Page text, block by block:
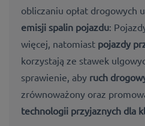
obliczaniu opłat drogowych
emisji spalin pojazdu:
więcej, natomiast pojazdy
korzystają ze stawek
sprawienie, aby ruch
zrównoważony oraz
technologii przyjaznych dla